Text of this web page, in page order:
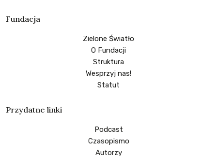
Fundacja
Zielone Światło
O Fundacji
Struktura
Wesprzyj nas!
Statut
Przydatne linki
Podcast
Czasopismo
Autorzy